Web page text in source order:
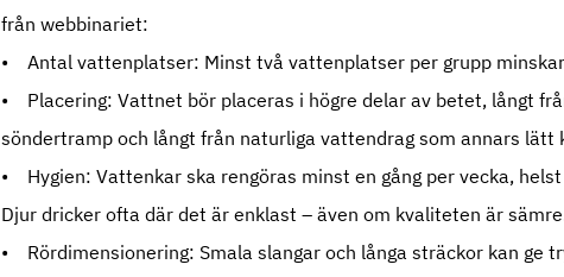
från webbinariet:
• Antal vattenplatser: Minst två vattenplatser per grupp
• Placering: Vattnet bör placeras i högre delar av betet, långt
söndertramp och långt från naturliga vattendrag som annars lätt
• Hygien: Vattenkar ska rengöras minst en gång per vecka,
Djur dricker ofta där det är enklast – även om kvaliteten är
• Rördimensionering: Smala slangar och långa sträckor kan ge